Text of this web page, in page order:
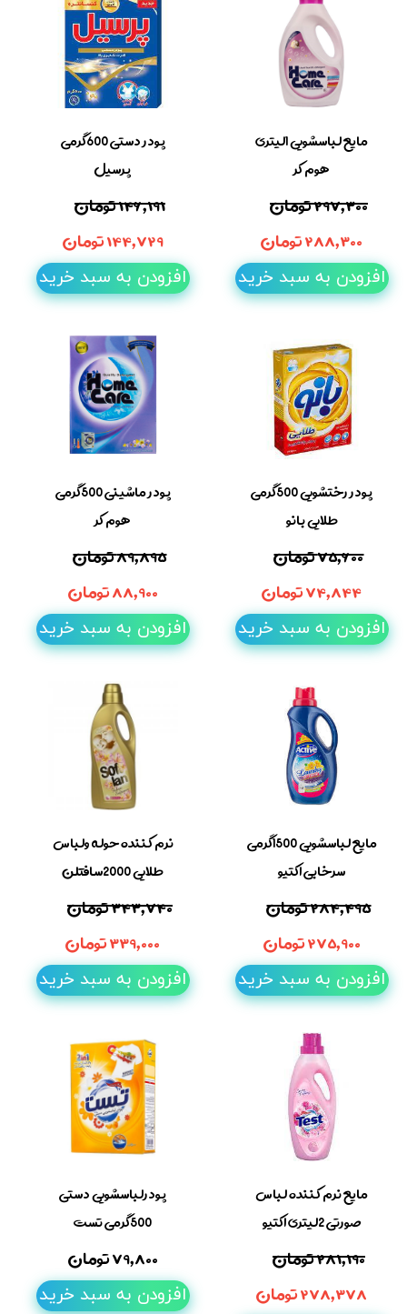
مایع لباسشویی 1لیتری
هوم کر
۲۹۷,۳۰۰ تومان
۲۸۸,۳۰۰ تومان
افزودن به سبد خرید
پودر دستی 600گرمی
پرسیل
۱۴۶,۱۹۱ تومان
۱۴۴,۷۲۹ تومان
افزودن به سبد خرید
پودر رختشویی 500گرمی
طلایی بانو
۷۵,۶۰۰ تومان
۷۴,۸۴۴ تومان
افزودن به سبد خرید
پودر ماشینی 500گرمی
هوم کر
۸۹,۸۹۵ تومان
۸۸,۹۰۰ تومان
افزودن به سبد خرید
مایع لباسشویی 1500گرمی
سرخابی اکتیو
۲۸۴,۴۹۵ تومان
۲۷۵,۹۰۰ تومان
افزودن به سبد خرید
نرم کننده حوله ولباس
طلایی 2000سافتلن
۳۴۳,۷۴۰ تومان
۳۳۹,۰۰۰ تومان
افزودن به سبد خرید
مایع نرم کننده لباس
صورتی 2لیتری اکتیو
۲۸۱,۱۹۰ تومان
۲۷۸,۳۷۸ تومان
پودرلباسشویی دستی
500گرمی تست
۷۹,۸۰۰ تومان
افزودن به سبد خرید